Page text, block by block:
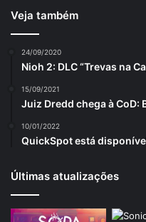
Veja também
24/09/2020
Nioh 2: DLC “Trevas na
15/09/2021
Juiz Dredd chega à CoD:
10/01/2022
QuickSpot está
Últimas atualizações